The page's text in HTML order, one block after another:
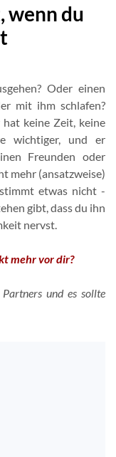
wenn du
Oder einen
mit ihm schlafen?
hat keine Zeit, keine
wichtiger, und er
Freunden oder
mehr (ansatzweise)
etwas nicht -
gibt, dass du ihn
nervst.
mehr vor dir?
und es sollte